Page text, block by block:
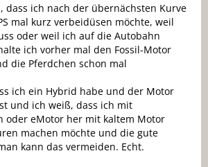
dass ich nach der übernächsten Kurve
mal kurz verbeidüsen möchte, weil
oder weil ich auf die Autobahn
ich vorher mal den Fossil-Motor
die Pferdchen schon mal
ich ein Hybrid habe und der Motor
und ich weiß, dass ich mit
oder eMotor her mit kaltem Motor
machen möchte und die gute
kann das vermeiden. Echt.